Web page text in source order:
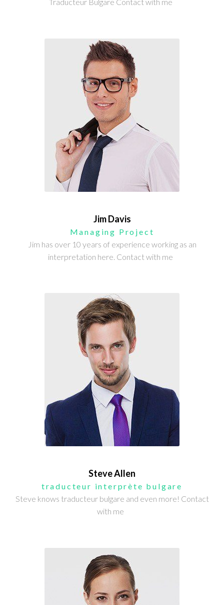
Jim Davis
Managing Project
Jim has over 10 years of experience working as an
interpretation here. Contact with me
Steve Allen
traducteur interprète bulgare
Steve knows traducteur bulgare and even more! Contact
with me